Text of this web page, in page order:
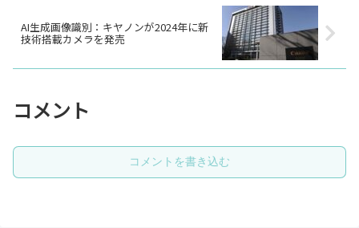
AI生成画像識別：キヤノンが2024年に新
技術搭載カメラを発売
コメント
コメントを書き込む